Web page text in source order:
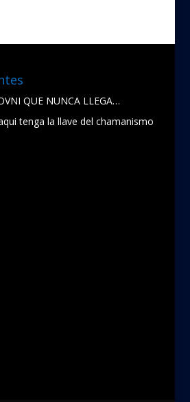
QUE NUNCA LLEGA…
tenga la llave del chamanismo